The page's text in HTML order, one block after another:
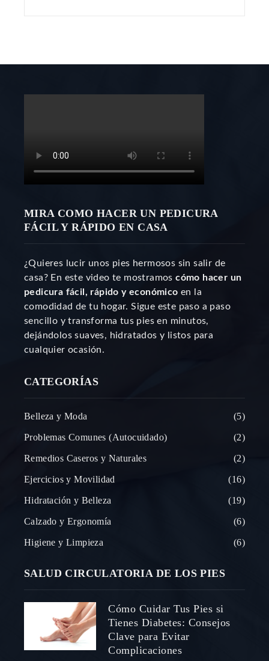
MIRA COMO HACER UN PEDICURA
FÁCIL Y RÁPIDO EN CASA
¿Quieres lucir unos pies hermosos sin salir de
casa? En este video te mostramoscómo hacer un
pedicura fácil, rápido y económico en la
comodidad de tu hogar. Sigue este paso a paso
sencillo y transforma tus pies en minutos,
dejándolos suaves, hidratados y listos para
cualquier ocasión.
CATEGORÍAS
Belleza y Moda 5
Problemas Comunes (Autocuidado) 2
Remedios Caseros y Naturales 2
Ejercicios y Movilidad 16
Hidratación y Belleza 19
Calzado y Ergonomía 6
Higiene y Limpieza 6
SALUD CIRCULATORIA DE LOS PIES
Cómo Cuidar Tus Pies si
Tienes Diabetes: Consejos
Clave para Evitar
Complicaciones